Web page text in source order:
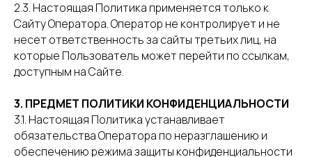
2.3. Настоящая Политика применяется только к
Сайту Оператора. Оператор не контролирует и не
несет ответственность за сайты третьих лиц, на
которые Пользователь может перейти по ссылкам,
доступным на Сайте.
3. ПРЕДМЕТ ПОЛИТИКИ КОНФИДЕНЦИАЛЬНОСТИ
3.1. Настоящая Политика устанавливает
обязательства Оператора по неразглашению и
обеспечению режима защиты конфиденциальности